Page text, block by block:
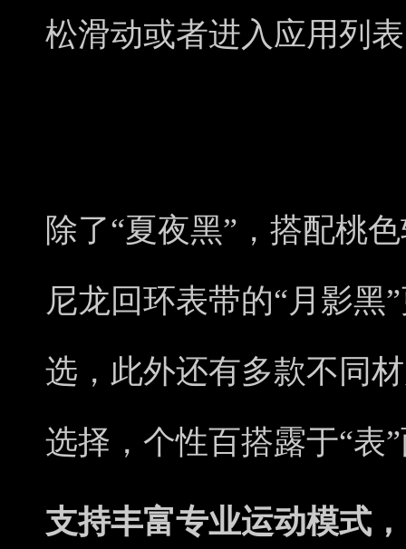
松滑动或者进入应用列
除了“夏夜黑”，搭配桃
尼龙回环表带的“月影黑
选，此外还有多款不同
选择，个性百搭露于“表
支持丰富专业运动模式